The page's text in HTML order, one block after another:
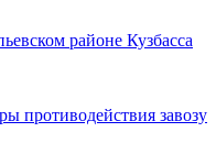
районе Кузбасса
противодействия завозу